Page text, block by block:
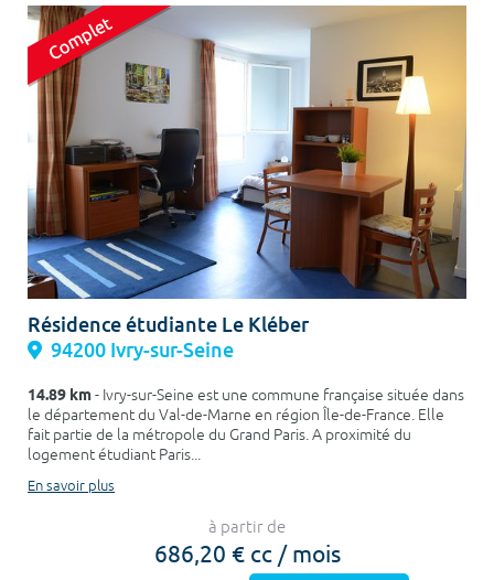
Résidence étudiante Le Kléber
94200 Ivry-sur-Seine
14.89 km- Ivry-sur-Seine est une commune française située dans
le département du Val-de-Marne en région Île-de-France. Elle
fait partie de la métropole du Grand Paris. A proximité du
logement étudiant Paris...
En savoir plus
à partir de
686,20 € cc / mois